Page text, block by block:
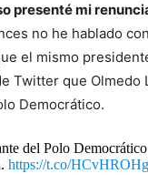
presenté mi
no he hablado
el mismo
Twitter que Olmedo
Democrático.
del Polo
https://t.co/